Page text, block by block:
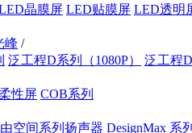
晶膜屏 LED贴膜屏 LED透明
峰 /
泛工程D系列（1080P） 泛工程
性屏 COB系列
由空间系列扬声器 DesignMax 系